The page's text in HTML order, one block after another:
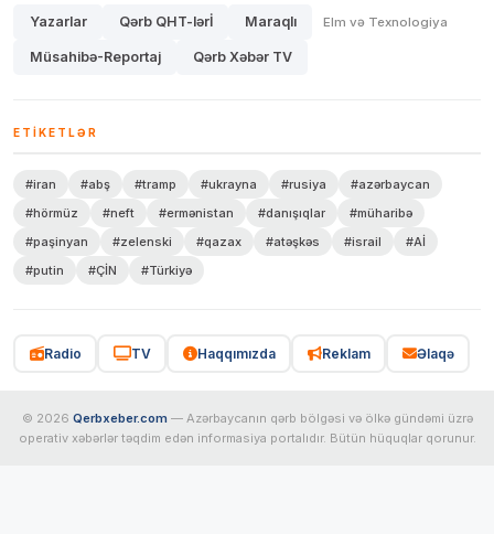
Yazarlar Qərb QHT-lərİ Maraqlı Elm və Texnologiya
Müsahibə-Reportaj Qərb Xəbər TV
ETIKETLƏR
#iran #abş #tramp #ukrayna #rusiya
#azərbaycan
#hörmüz
#neft #ermənistan #danışıqlar
#müharibə
#paşinyan
#zelenski #qazax #atəşkəs #israil
#Aİ
#putin
#ÇİN #Türkiyə
Radio TV Haqqımızda Reklam Əlaqə
© 2026 Qerbxeber.com — Azərbaycanın qərb bölgəsi və ölkə gündəmi üzrə
operativ xəbərlər təqdim edən informasiya portalıdır. Bütün hüquqlar qorunur.